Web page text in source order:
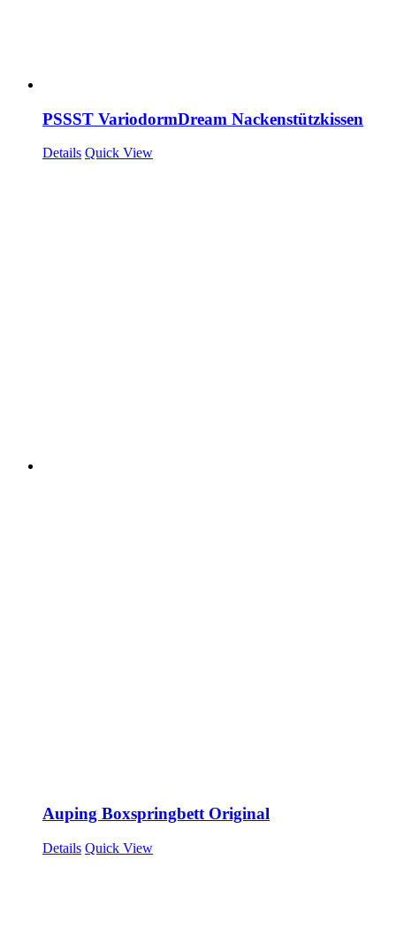
PSSST VariodormDream Nackenstützkissen
Details Quick View
Auping Boxspringbett Original
Details Quick View